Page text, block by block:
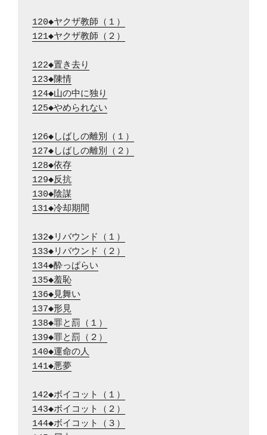
120◆ヤクザ教師（１）
121◆ヤクザ教師（２）
122◆置き去り
123◆陳情
124◆山の中に独り
125◆やめられない
126◆しばしの離別（１）
127◆しばしの離別（２）
128◆依存
129◆反抗
130◆陰謀
131◆冷却期間
132◆リバウンド（１）
133◆リバウンド（２）
134◆酔っぱらい
135◆羞恥
136◆見舞い
137◆形見
138◆罪と罰（１）
139◆罪と罰（２）
140◆運命の人
141◆悪夢
142◆ボイコット（１）
143◆ボイコット（２）
144◆ボイコット（３）